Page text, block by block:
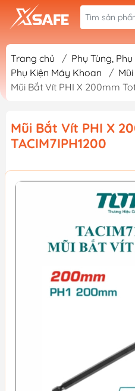
Trang chủ / Phụ Tùng, Phụ
Phụ Kiện Máy Khoan
/
Mũi Bắt Vít PHI X 200mm
Mũi Bắt Vít PHI X
TACIM7IPH1200